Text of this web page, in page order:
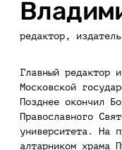
редактор, издатель
Главный редактор
Московской
Позднее окончил
Православного
университета. На
алтарником храма